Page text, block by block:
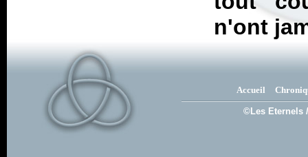
n'ont
Accueil
©Les Eternels